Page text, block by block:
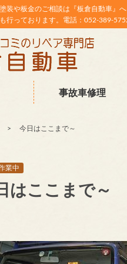
塗装や板金のご相談は『板倉自動車
行っております。電話：052-389-
事故車修理
今日はここまで～
業中
はここまで～